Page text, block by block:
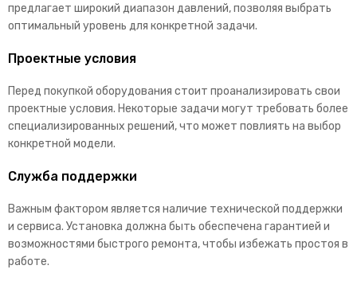
предлагает широкий диапазон давлений, позволяя выбрать
оптимальный уровень для конкретной задачи.
Проектные условия
Перед покупкой оборудования стоит проанализировать свои
проектные условия. Некоторые задачи могут требовать более
специализированных решений, что может повлиять на выбор
конкретной модели.
Служба поддержки
Важным фактором является наличие технической поддержки
и сервиса. Установка должна быть обеспечена гарантией и
возможностями быстрого ремонта, чтобы избежать простоя в
работе.